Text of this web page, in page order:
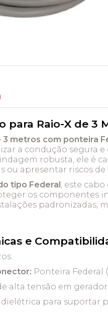
para Raio-X de 3
3 metros com ponteira
a condução segura
robusta, ele é
ou apresentar riscos
tipo Federal, este
os componentes
padronizadas,
e
Ponteira Federal
alta tensão em
para suportar